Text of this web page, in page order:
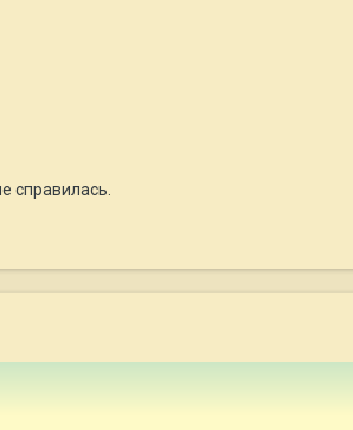
справилась.